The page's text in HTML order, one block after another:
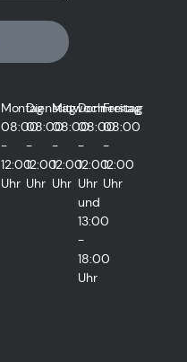
Montag
08:00
-
12:00
Uhr
Dienstag
08:00
-
12:00
Uhr
Mittwoch
08:00
-
12:00
Uhr
Donnerstag
08:00
-
12:00
Uhr
und
13:00
-
18:00
Uhr
Freitag
08:00
-
12:00
Uhr